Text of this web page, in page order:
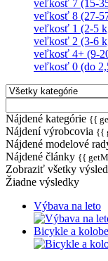
veľkosť 7 (15-
veľkosť 8 (27-
veľkosť 1 (2-5
veľkosť 2 (3-6
veľkosť 4+ (9-
veľkosť 0 (do
Nájdené kategórie {{
Nájdení výrobcovia {{
Nájdené modelové
Nájdené články {{
Zobraziť všetky
Žiadne výsledky
Výbava na leto
Bicykle a